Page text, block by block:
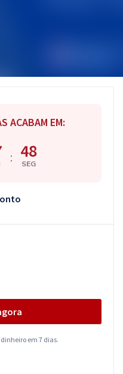
ACABAM EM:
: 47
SEG
em 7 dias.